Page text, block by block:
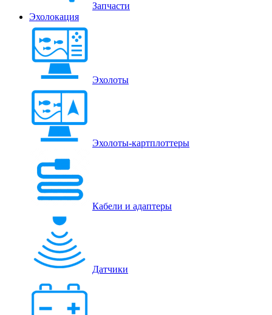
Запчасти
Эхолокация
Эхолоты
Эхолоты-картплоттеры
Кабели и адаптеры
Датчики